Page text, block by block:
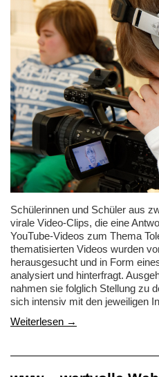
Schülerinnen und Schüler aus
virale Video-Clips, die eine
YouTube-Videos zum Thema
thematisierten Videos wurden
herausgesucht und in Form
analysiert und hinterfragt.
nahmen sie folglich Stellung zu
sich intensiv mit den jeweiligen
Weiterlesen →